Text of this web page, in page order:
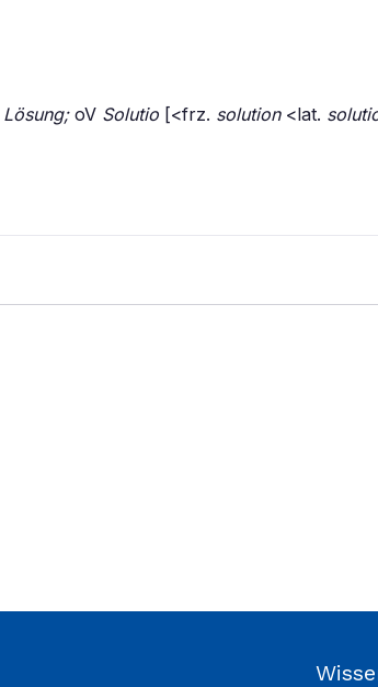
Lösung;oV Solutio [<frz. solution<lat.